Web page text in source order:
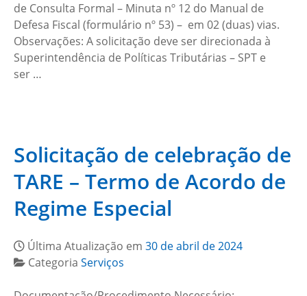
de Consulta Formal – Minuta nº 12 do Manual de
Defesa Fiscal (formulário nº 53) – em 02 (duas) vias.
Observações: A solicitação deve ser direcionada à
Superintendência de Políticas Tributárias – SPT e
ser …
Solicitação de celebração de
TARE – Termo de Acordo de
Regime Especial
Última Atualização em 30 de abril de 2024
Categoria Serviços